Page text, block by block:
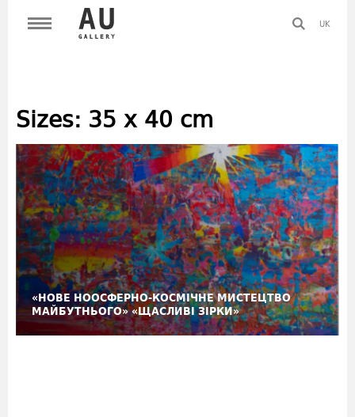
UK
Sizes: 35 х 40 cm
«НОВЕ НООСФЕРНО-КОСМІЧНЕ МИСТЕЦТВО
МАЙБУТНЬОГО» «ЩАСЛИВІ ЗІРКИ»